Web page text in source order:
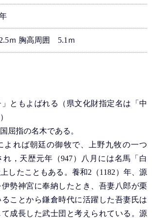
ｍ 胸高周囲 5.1ｍ
」ともよばれる（県文化財指定名は「中
屈指の名木である。
よれば朝廷の御牧で、上野九牧の一つ
れ，天歴元年（947）八月には名馬「白
したこともある。養和2（1182）年、源
勢神宮に奉納したとき、吾妻八郎が栗
ことから鎌倉時代に活躍した吾妻氏は
成長した武士団と考えられている。源